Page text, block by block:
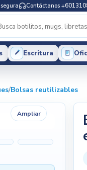
Contáctanos
Escritura
/Bolsas reutilizables
Ampliar